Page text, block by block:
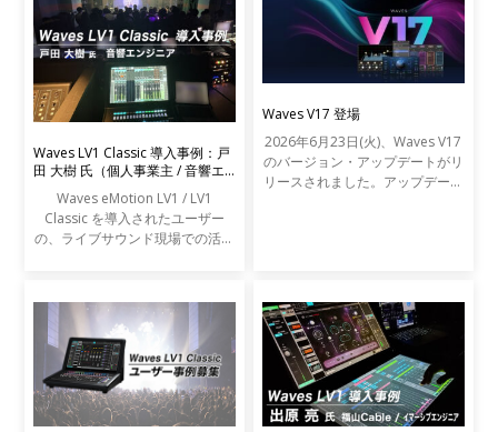
Waves LV1 Classic 導入事例：戸
田 大樹 氏（個人事業主 / 音響エ
Waves eMotion LV1 / LV1
Classic を導入されたユーザー
の、ライブサウンド現場での活用
Waves V17 登場
2026年6月23日(火)、Waves V17
のバージョン・アップデートがリ
リースされました。アップデート